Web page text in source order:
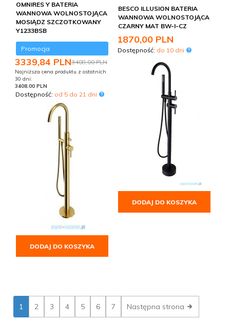
OMNIRES Y BATERIA
WANNOWA WOLNOSTOJĄCA
MOSIĄDZ SZCZOTKOWANY
Y1233BSB
Promocja
3339,84 PLN3408,00 PLN
Najniższa cena produktu z ostatnich
30 dni:
3408.00 PLN
Dostępność: od 5 do 21 dni
DODAJ DO KOSZYKA
BESCO ILLUSION BATERIA
WANNOWA WOLNOSTOJĄCA
CZARNY MAT BW-I-CZ
1870,00 PLN
Dostępność: do 10 dni
DODAJ DO KOSZYKA
1 2 3 4 5 6 7 Następna strona